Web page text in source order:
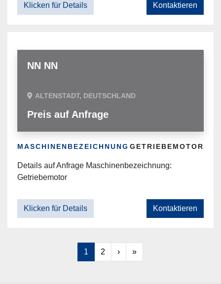
Klicken für Details Kontaktieren
NN NN
ALTENSTADT, DEUTSCHLAND
Preis auf Anfrage
MASCHINENBEZEICHNUNG GETRIEBEMOTOR
Details auf Anfrage Maschinenbezeichnung:
Getriebemotor
Klicken für Details Kontaktieren
1 2 › »